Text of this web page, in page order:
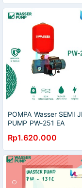
POMPA Wasser SEMI
PUMP PW-251 EA
Rp1.620.000